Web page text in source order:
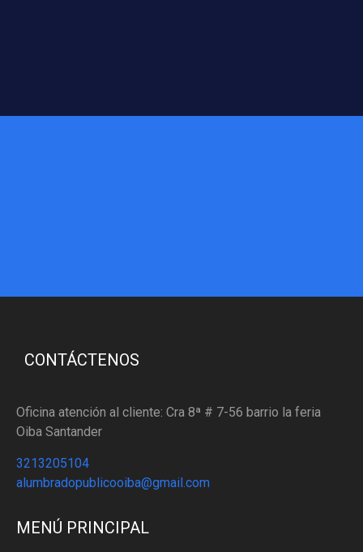
CONTÁCTENOS
Oficina atención al cliente: Cra 8ª # 7-56 barrio la feria
Oiba Santander
3213205104
alumbradopublicooiba@gmail.com
MENÚ PRINCIPAL